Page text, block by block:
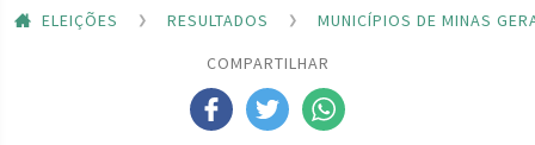
ELEIÇÕES RESULTADOS
MUNICÍPIOS DE MINAS
COMPARTILHAR